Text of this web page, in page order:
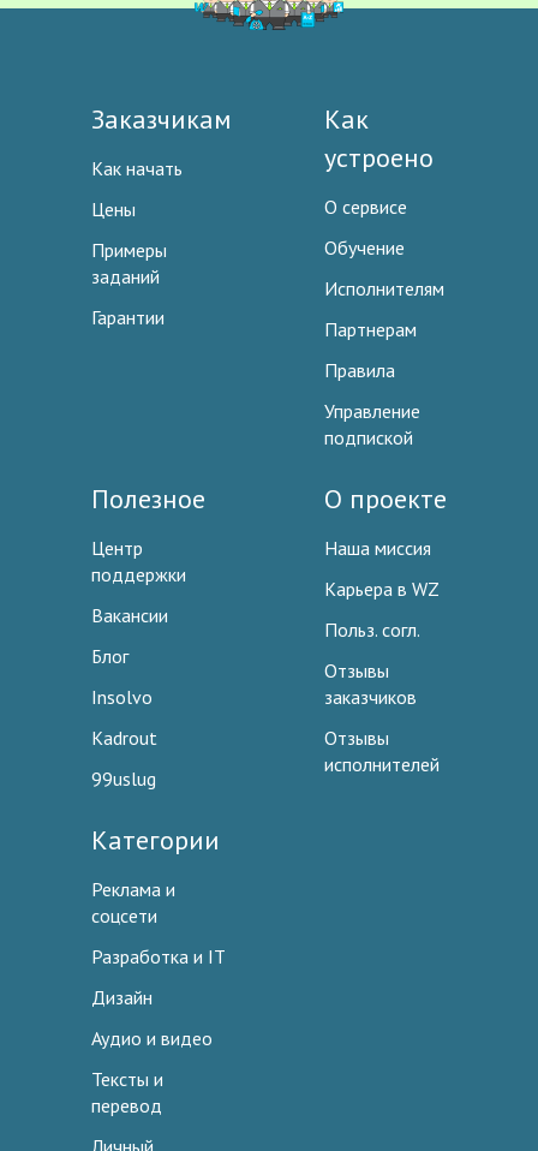
Заказчикам
Как начать
Цены
Примеры
заданий
Гарантии
Как
устроено
О сервисе
Обучение
Исполнителям
Партнерам
Правила
Управление
подпиской
Полезное
Центр
поддержки
Вакансии
Блог
Insolvo
Kadrout
99uslug
О проекте
Наша миссия
Карьера в WZ
Польз. согл.
Отзывы
заказчиков
Отзывы
исполнителей
Категории
Реклама и
соцсети
Разработка и IT
Дизайн
Аудио и видео
Тексты и
перевод